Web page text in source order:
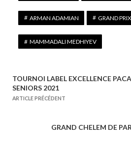
ARMAN ADAMIAN GRAND
MAMMADALI MEDHIYEV
N
a
TOURNOI LABEL EXCELLENCE
SENIORS 2021
ARTICLE PRÉCÉDENT
GRAND CHELEM DE